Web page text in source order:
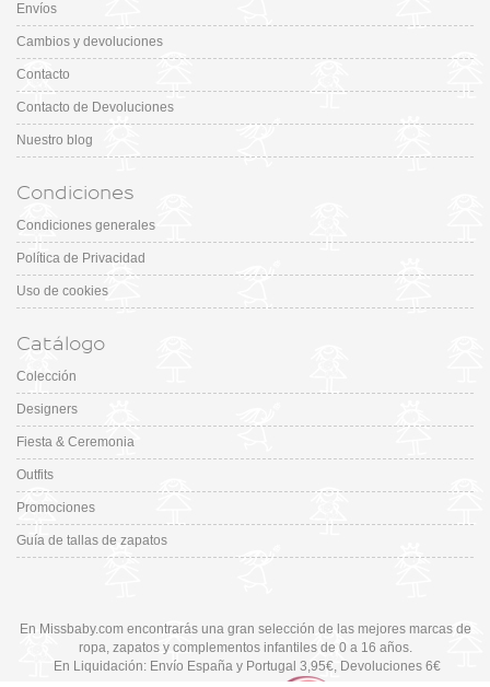
Envíos
Cambios y devoluciones
Contacto
Contacto de Devoluciones
Nuestro blog
Condiciones
Condiciones generales
Política de Privacidad
Uso de cookies
Catálogo
Colección
Designers
Fiesta & Ceremonia
Outfits
Promociones
Guía de tallas de zapatos
En Missbaby.com encontrarás una gran selección de las mejores marcas de
ropa, zapatos y complementos infantiles de 0 a 16 años.
En Liquidación: Envío España y Portugal 3,95€, Devoluciones 6€